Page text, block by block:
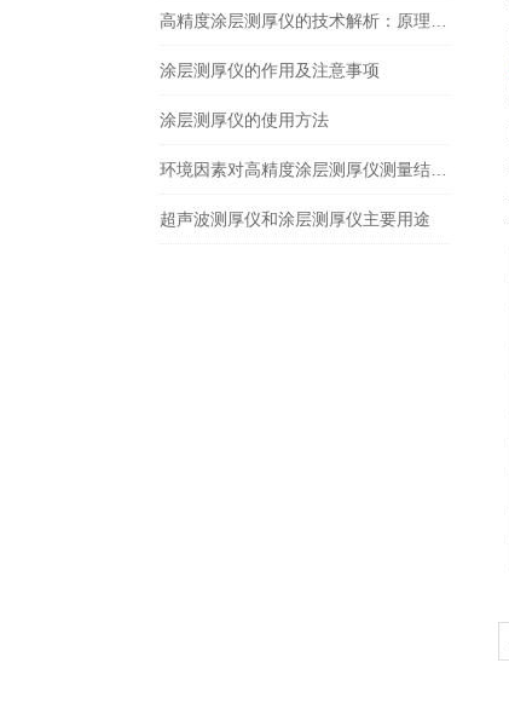
涂层测厚仪的作用及注意事项
涂层测厚仪的使用方法
超声波测厚仪和涂层测厚仪主要用途